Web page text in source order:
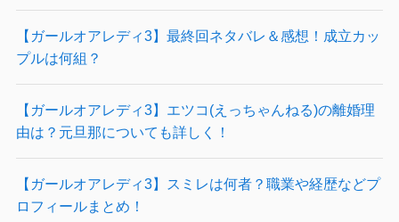
【ガールオアレディ3】最終回ネタバレ＆感想！成立カッ
プルは何組？
【ガールオアレディ3】エツコ(えっちゃんねる)の離婚理
由は？元旦那についても詳しく！
【ガールオアレディ3】スミレは何者？職業や経歴などプ
ロフィールまとめ！